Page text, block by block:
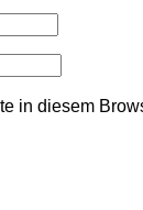
in diesem